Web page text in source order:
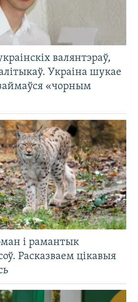
валянтэраў,
Украіна шукае
«чорным
і рамантык
Расказваем цікавыя